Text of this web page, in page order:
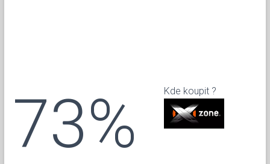
73% Kde koupit ?